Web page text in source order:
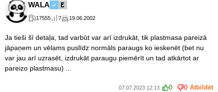
WALA
17555 7 19.06.2002
Ja tieši šī detaļa, tad varbūt var arī izdrukāt, tik plastmasa pareizā
jāpaņem un vēlams puslīdz normāls paraugs ko ieskenēt (bet nu
var jau arī uzrasēt, izdrukāt paraugu piemērīt un tad atkārtot ar
pareizo plastmasu) ...
07.07.2023 12:13 0 0 Atbildēt